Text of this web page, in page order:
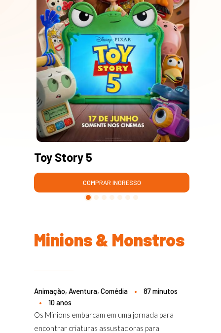
Toy Story 5
COMPRAR INGRESSO
Minions & Monstros
Animação, Aventura, Comédia •
87 minutos
•
10 anos
Os Minions embarcam em uma jornada para
encontrar criaturas assustadoras para